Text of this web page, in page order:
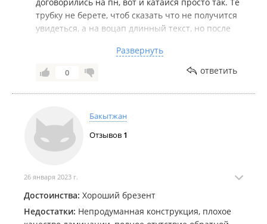
трубку не берете, чтоб сказать что не получится
увидеться, а на воцап длинный текст, но после
лень было писать длинный длинный
текст(обучающий жизни), а трубку не буду брать,
дождусь когда приедешь и обрадую что так
делать не надо. Вот такие мысли и цели у вас в
спальники человек делает, куда уж нам
Развернуть
0 ответить
Бакытжан
Отзывов 1
26 января 2023 г.
Достоинства: Хороший брезент
Недостатки: Непродуманная конструкция, плохое